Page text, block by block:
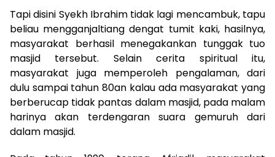
Tapi disini Syekh Ibrahim tidak lagi mencambuk, tapu
beliau mengganjaltiang dengat tumit kaki, hasilnya,
masyarakat berhasil menegakankan tunggak tuo
masjid tersebut. Selain cerita spiritual itu,
masyarakat juga memperoleh pengalaman, dari
dulu sampai tahun 80an kalau ada masyarakat yang
berberucap tidak pantas dalam masjid, pada malam
harinya akan terdengaran suara gemuruh dari
dalam masjid.